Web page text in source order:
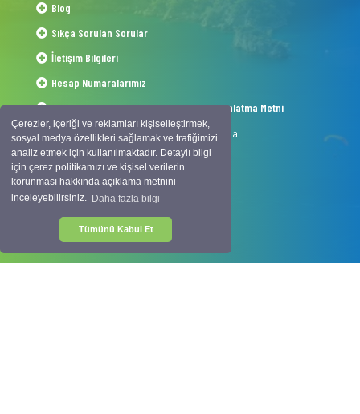
Çerezler, içeriği ve reklamları kişiselleştirmek,
sosyal medya özellikleri sağlamak ve trafiğimizi
analiz etmek için kullanılmaktadır. Detaylı bilgi
için çerez politikamızı ve kişisel verilerin
korunması hakkında açıklama metnini
inceleyebilirsiniz. Daha fazla bilgi
Tümünü Kabul Et
Blog
Sıkça Sorulan Sorular
İletişim Bilgileri
Hesap Numaralarımız
Kişisel Verilerin Korunması Kanunu Aydınlatma Metni
1054 Sokak No.50 Çalış Plajı Fethiye-Muğla
info@interskyturkey.com
+90 252 622 03 07
+90 530 177 9 666